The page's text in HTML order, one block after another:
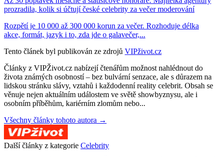
prozradila, kolik si účtují české celebrity za večer moderování
Rozpětí je 10 000 až 300 000 korun za večer. Rozhoduje délka
akce, formát, jazyk i to, zda jde o galavečer,...
Tento článek byl publikován ze zdrojů VIPživot.cz
Články z VIPŽivot.cz nabízejí čtenářům možnost nahlédnout do
života známých osobností – bez bulvární senzace, ale s důrazem na
lidskou stránku slávy, vztahů i každodenní reality celebrit. Obsah se
věnuje nejen aktuálním událostem ve světě showbyznysu, ale i
osobním příběhům, kariérním zlomům nebo...
Všechny články tohoto autora →
Další články z kategorie Celebrity